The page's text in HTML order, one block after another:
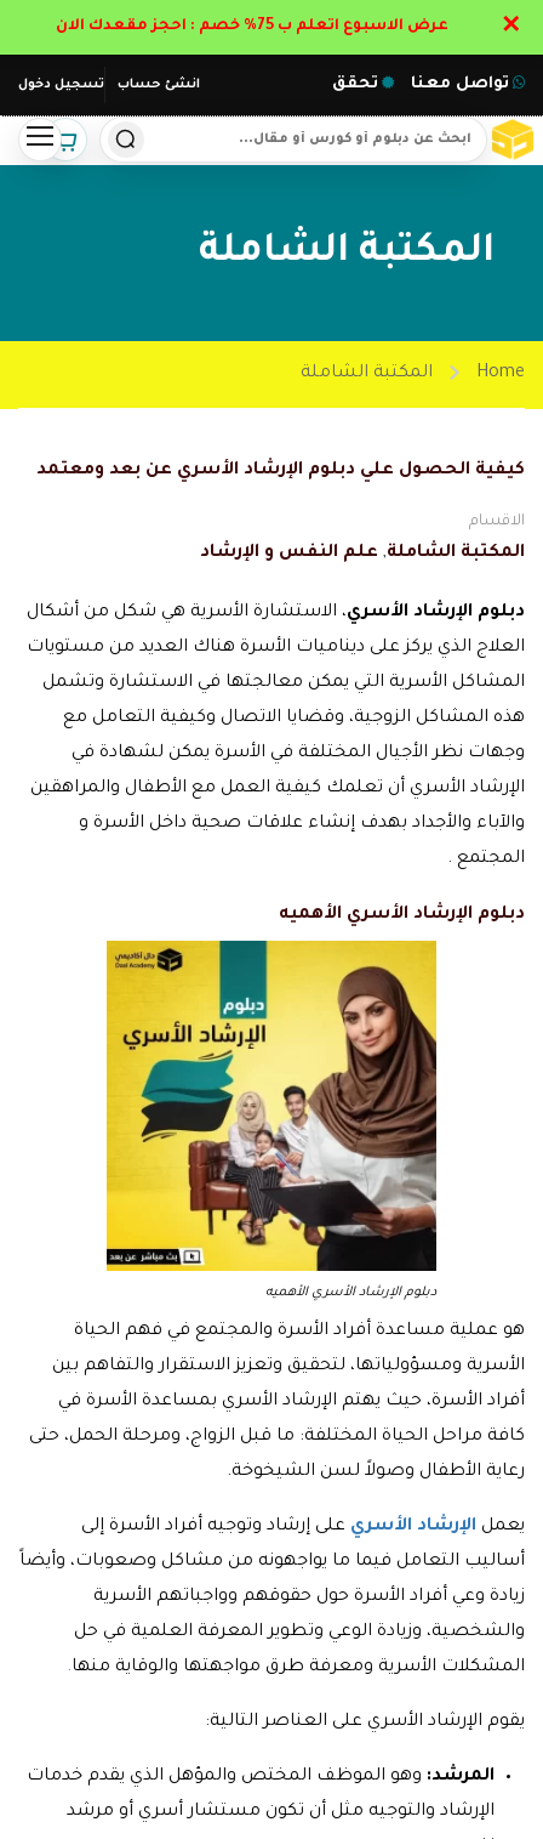
انشئ حساب تسجيل دخول تواصل معنا تحقق
المكتبة الشاملة
Home المكتبة الشاملة
كيفية الحصول علي دبلوم الإرشاد الأسري عن بعد ومعتمد
الاقسام
المكتبة الشاملة, علم النفس و الإرشاد
دبلوم الإرشاد الأسري، الاستشارة الأسرية هي شكل من أشكال
العلاج الذي يركز على ديناميات الأسرة هناك العديد من مستويات
المشاكل الأسرية التي يمكن معالجتها في الاستشارة وتشمل
هذه المشاكل الزوجية، وقضايا الاتصال وكيفية التعامل مع
وجهات نظر الأجيال المختلفة في الأسرة يمكن لشهادة في
الإرشاد الأسري أن تعلمك كيفية العمل مع الأطفال والمراهقين
والآباء والأجداد بهدف إنشاء علاقات صحية داخل الأسرة و
المجتمع .
دبلوم الإرشاد الأسري الأهميه
دبلوم الإرشاد الأسري الأهميه
هو عملية مساعدة أفراد الأسرة والمجتمع في فهم الحياة
الأسرية ومسؤولياتها، لتحقيق وتعزيز الاستقرار والتفاهم بين
أفراد الأسرة، حيث يهتم الإرشاد الأسري بمساعدة الأسرة في
كافة مراحل الحياة المختلفة: ما قبل الزواج، ومرحلة الحمل، حتى
رعاية الأطفال وصولاً لسن الشيخوخة.
يعمل الإرشاد الأسري على إرشاد وتوجيه أفراد الأسرة إلى
أساليب التعامل فيما ما يواجهونه من مشاكل وصعوبات، وأيضاً
زيادة وعي أفراد الأسرة حول حقوقهم وواجباتهم الأسرية
والشخصية، وزيادة الوعي وتطوير المعرفة العلمية في حل
المشكلات الأسرية ومعرفة طرق مواجهتها والوقاية منها.
يقوم الإرشاد الأسري على العناصر التالية:
المرشد: وهو الموظف المختص والمؤهل الذي يقدم خدمات
الإرشاد والتوجيه مثل أن تكون مستشار أسري أو مرشد
عرض الاسبوع اتعلم ب 75% خصم : احجز مقعدك الان ✕